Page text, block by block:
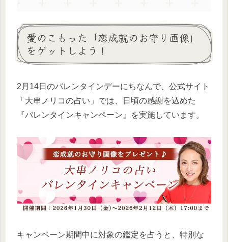
愛のこもった「恋成就のお守り画像」
をゲットしよう！
2月14日のバレンタインデーにちなんで、公式サイト
「大串ノリコの占い」では、日頃の感謝を込めた
『バレンタインキャンペーン』を実施しています。
キャンペーン期間中に対象の鑑定を占うと、特別な